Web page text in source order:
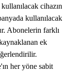
cihazın
kullanılacak
Abonelerin farklı
ek
her yöne sabit